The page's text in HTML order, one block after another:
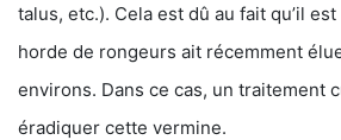
talus, etc.). Cela est dû au fait qu’il est
horde de rongeurs ait récemment
environs. Dans ce cas, un traitement
éradiquer cette vermine.